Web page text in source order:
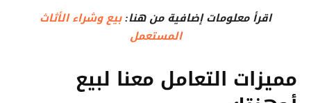
اقرأ معلومات إضافية من هنا:بيع وشراء الأثاث
المستعمل
مميزات التعامل معنا لبيع